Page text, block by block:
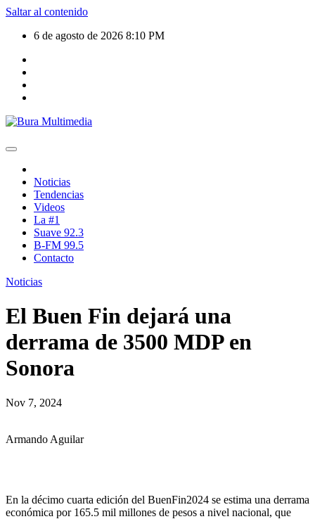
Saltar al contenido
6 de agosto de 2026 8:10 PM
Noticias
Tendencias
Videos
La #1
Suave 92.3
B-FM 99.5
Contacto
Noticias
El Buen Fin dejará una
derrama de 3500 MDP en
Sonora
Nov 7, 2024
Armando Aguilar
En la décimo cuarta edición del BuenFin2024 se estima una derrama
económica por 165.5 mil millones de pesos a nivel nacional, que